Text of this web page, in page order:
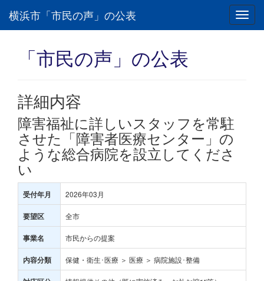
横浜市「市民の声」の公表
「市民の声」の公表
詳細内容
障害福祉に詳しいスタッフを常駐
させた「障害者医療センター」の
ような総合病院を設立してくださ
い
受付年月 2026年03月
要望区 全市
事業名 市民からの提案
内容分類 保健・衛生･医療 ＞ 医療 ＞ 病院施設･整備